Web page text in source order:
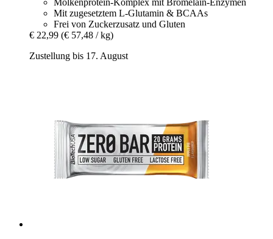
Molkenprotein-Komplex mit Bromelain-Enzymen
Mit zugesetztem L-Glutamin & BCAAs
Frei von Zuckerzusatz und Gluten
€ 22,99 (€ 57,48 / kg)
Zustellung bis 17. August